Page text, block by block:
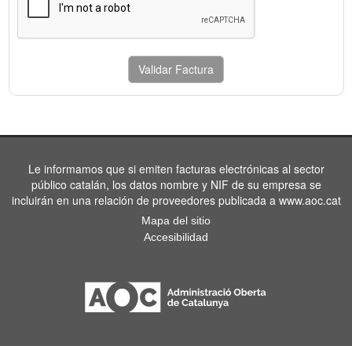
Validar Factura
Le informamos que si emiten facturas electrónicas al sector
público catalán, los datos nombre y NIF de su empresa se
incluirán en una relación de proveedores publicada a www.aoc.cat
Mapa del sitio
Accesibilidad